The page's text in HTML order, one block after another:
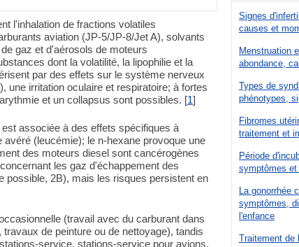
Signes
causes et
Menstruation
abondance,
Types de
phénotypes,
Fibromes
traitement et
Période
symptômes
La gonorrhée
symptômes,
l'enfance
Traitement de
l'inhalation de fractions volatiles
aviation (JP-5/JP-8/Jet A), solvants
gaz et d'aérosols de moteurs
dont la volatilité, la lipophilie et la
par des effets sur le système nerveux
une irritation oculaire et respiratoire; à fortes
et un collapsus sont possibles. [1]
associée à des effets spécifiques à
(leucémie); le n-hexane provoque une
des moteurs diesel sont cancérogènes
les gaz d'échappement des
possible, 2B), mais les risques persistent en
(travail avec du carburant dans
de peinture ou de nettoyage), tandis
service, stations-service pour avions,